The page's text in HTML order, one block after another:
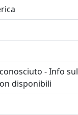
- Info sul
disponibili